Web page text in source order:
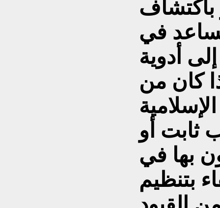
باكتشاف
في
أدوية
كان من
ثابت أو
بها في
بتنظيم